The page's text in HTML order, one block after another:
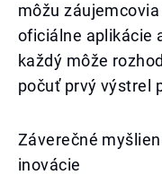
môžu
oficiálne aplikácie
každý môže
počuť prvý výstrel
Záverečné
inovácie